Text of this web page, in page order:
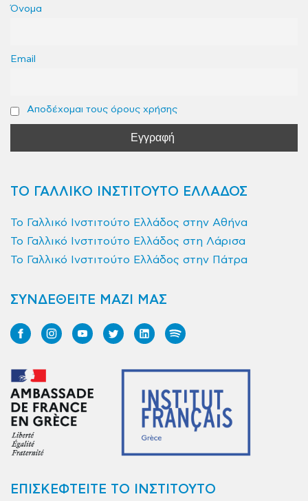
Όνομα
Email
Αποδέχομαι τους όρους χρήσης
ΤΟ ΓΑΛΛΙΚΟ ΙΝΣΤΙΤΟΥΤΟ ΕΛΛΑΔΟΣ
Το Γαλλικό Ινστιτούτο Ελλάδος στην Αθήνα
Το Γαλλικό Ινστιτούτο Ελλάδος στη Λάρισα
Το Γαλλικό Ινστιτούτο Ελλάδος στην Πάτρα
ΣΥΝΔΕΘΕΙΤΕ ΜΑΖΙ ΜΑΣ
ΕΠΙΣΚΕΦΤΕΙΤΕ ΤΟ ΙΝΣΤΙΤΟΥΤΟ